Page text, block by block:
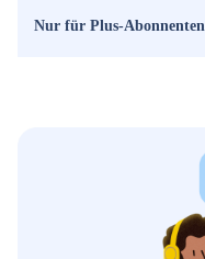
Nur für Plus-Abonnenten